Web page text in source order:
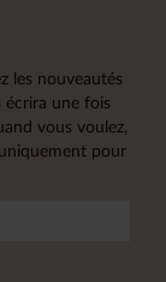
les nouveautés
une fois
vous voulez,
pour